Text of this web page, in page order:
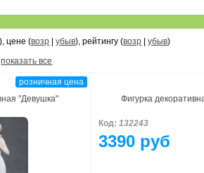
), цене (возр |убыв), рейтингу (возр |убыв)
показать все
розничная цена
"Девушка"
Фигурка
Код: 132243
3390 руб